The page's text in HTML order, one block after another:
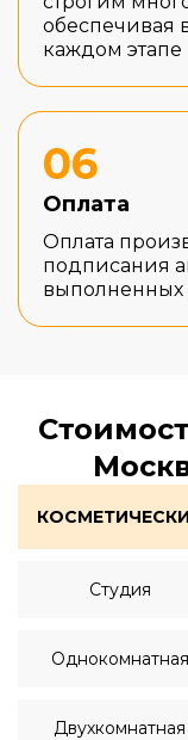
обеспечивая
каждом этапе
06
Оплата
Оплата
подписания
выполненных
Студия
Однокомнатная
Двухкомнатная